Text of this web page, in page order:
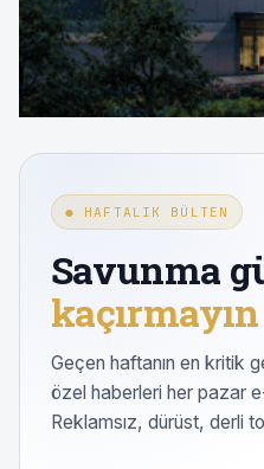
● HAFTALIK BÜLTEN
Savunma
kaçırmayın
Geçen haftanın en kritik
özel haberleri her pazar
Reklamsız, dürüst, derli